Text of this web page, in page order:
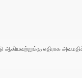
ஆகியவற்றுக்கு எதிராக